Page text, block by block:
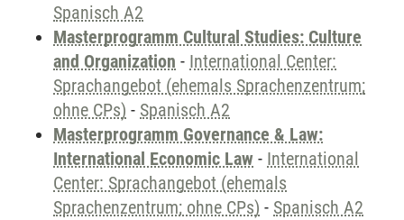
Spanisch A2
Masterprogramm Cultural Studies: Culture
and Organization - International Center:
Sprachangebot (ehemals Sprachenzentrum;
ohne CPs) - Spanisch A2
Masterprogramm Governance & Law:
International Economic Law - International
Center: Sprachangebot (ehemals
Sprachenzentrum; ohne CPs) - Spanisch A2